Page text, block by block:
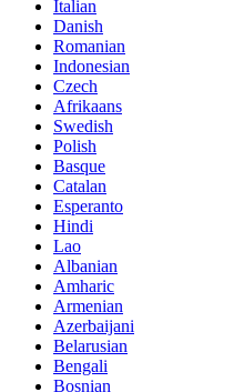
Italian
Danish
Romanian
Indonesian
Czech
Afrikaans
Swedish
Polish
Basque
Catalan
Esperanto
Hindi
Lao
Albanian
Amharic
Armenian
Azerbaijani
Belarusian
Bengali
Bosnian